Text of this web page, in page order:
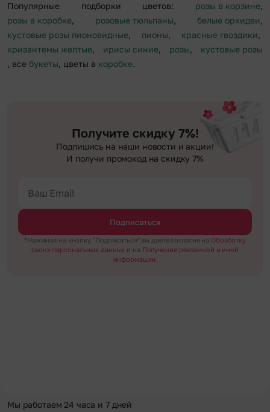
Популярные подборки цветов: розы в корзине,
розы в коробке, розовые тюльпаны, белые орхидеи,
кустовые розы пионовидные, пионы, красные гвоздики,
хризантемы желтые, ирисы синие, розы, кустовые розы
, все букеты, цветы в коробке.
Получите скидку 7%!
Подпишись на наши новости и акции!
И получи промокод на скидку 7%
Подписаться
*Нажимая на кнопку "Подписаться" вы даёте согласие на Обработку
своих персональных данных и на Получение рекламной и иной
информации.
Мы работаем 24 часа и 7 дней